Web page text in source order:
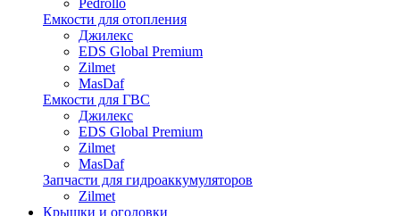
Pedrollo
Емкости для отопления
Джилекс
EDS Global Premium
Zilmet
MasDaf
Емкости для ГВС
Джилекс
EDS Global Premium
Zilmet
MasDaf
Запчасти для гидроаккумуляторов
Zilmet
Крышки и оголовки